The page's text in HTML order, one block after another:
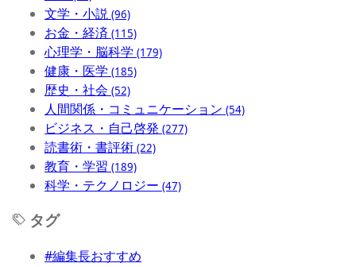
文学・小説 (96)
お金・経済 (115)
心理学・脳科学 (179)
健康・医学 (185)
歴史・社会 (52)
人間関係・コミュニケーション (54)
ビジネス・自己啓発 (277)
読書術・書評術 (22)
教育・学習 (189)
科学・テクノロジー (47)
タグ
#編集長おすすめ